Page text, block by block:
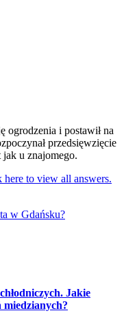
ogrodzenia i postawił na
przedsięwzięcie
u znajomego.
to view all answers.
w Gdańsku?
Jakie
miedzianych?